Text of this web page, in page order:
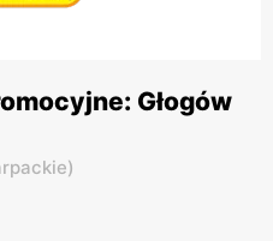
Głogów
)